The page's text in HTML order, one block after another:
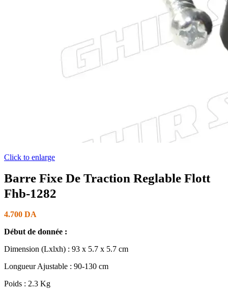
Click to enlarge
Barre Fixe De Traction Reglable Flott
Fhb-1282
4.700 DA
Début de donnée :
Dimension (Lxlxh) : 93 x 5.7 x 5.7 cm
Longueur Ajustable : 90-130 cm
Poids : 2.3 Kg